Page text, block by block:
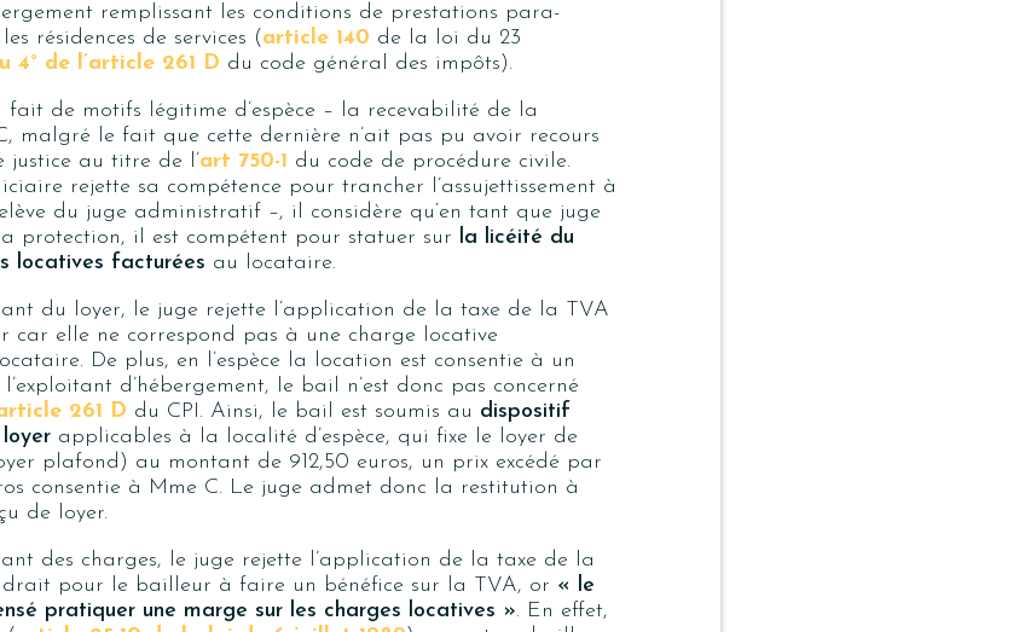
remplissant les conditions de prestations para-
résidences de services (article 140 de la loi du 23
4° de l’article 261 D du code général des impôts).
fait de motifs légitime d’espèce – la recevabilité de la
malgré le fait que cette dernière n’ait pas pu avoir recours
au titre de l’art 750-1 du code de procédure civile.
rejette sa compétence pour trancher l’assujettissement à
du juge administratif –, il considère qu’en tant que juge
protection, il est compétent pour statuer sur la licéité du
locatives facturées au locataire.
du loyer, le juge rejette l’application de la taxe de la TVA
car elle ne correspond pas à une charge locative
De plus, en l’espèce la location est consentie à un
d’hébergement, le bail n’est donc pas concerné
261 D du CPI. Ainsi, le bail est soumis au dispositif
applicables à la localité d’espèce, qui fixe le loyer de
plafond) au montant de 912,50 euros, un prix excédé par
consentie à Mme C. Le juge admet donc la restitution à
de loyer.
des charges, le juge rejette l’application de la taxe de la
pour le bailleur à faire un bénéfice sur la TVA, or « le
pratiquer une marge sur les charges locatives ». En effet,